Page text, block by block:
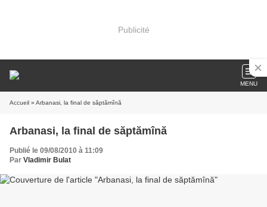
Publicité
MENU
Accueil » Arbanasi, la final de săptămînă
Arbanasi, la final de săptămînă
Publié le 09/08/2010 à 11:09
Par Vladimir Bulat